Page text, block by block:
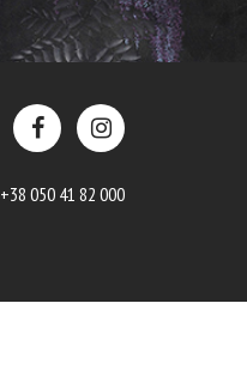
+38 050 41 82 000